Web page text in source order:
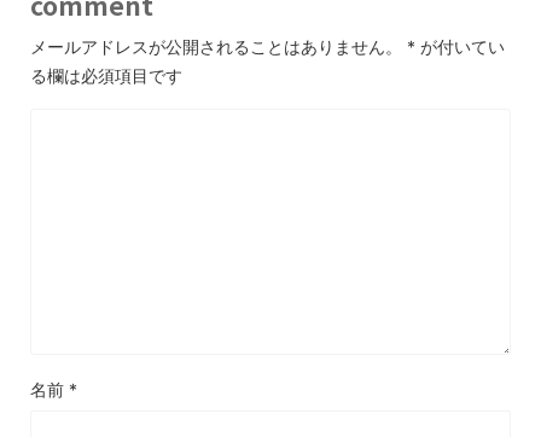
メールアドレスが公開されることはありません。 * が付いてい
る欄は必須項目です
名前 *